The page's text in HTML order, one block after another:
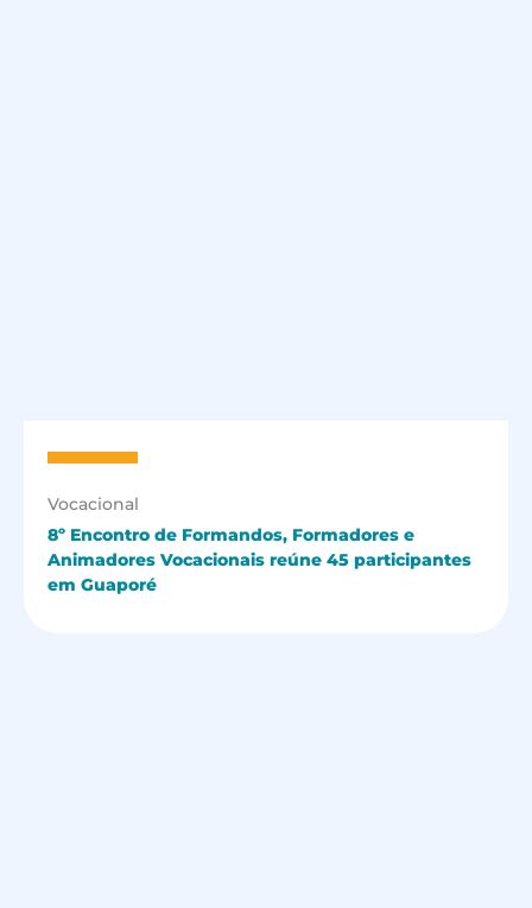
Vocacional
8º Encontro de Formandos, Formadores e
Animadores Vocacionais reúne 45 participantes
em Guaporé